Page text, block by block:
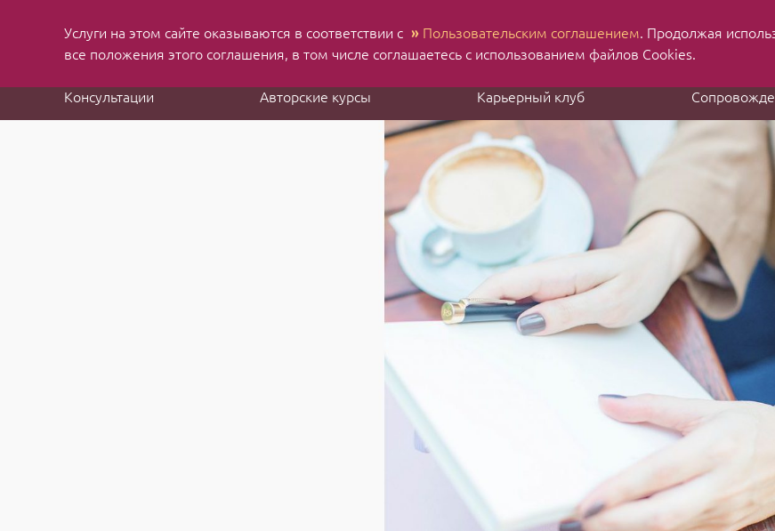
MBA applications
Ru En
Консультации Авторские курсы Карьерный клуб
Услуги на этом сайте оказываются в соответствии с » Пользовательским соглашением. Продолжая
все положения этого соглашения, в том числе соглашаетесь с использованием файлов Cookies.